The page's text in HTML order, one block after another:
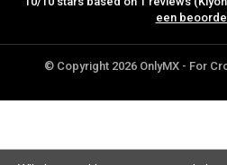
een
© Copyright 2026 OnlyMX - For